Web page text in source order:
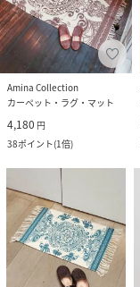
Amina Collection
カーペット・ラグ・マット
4,180 円
38ポイント(1倍)